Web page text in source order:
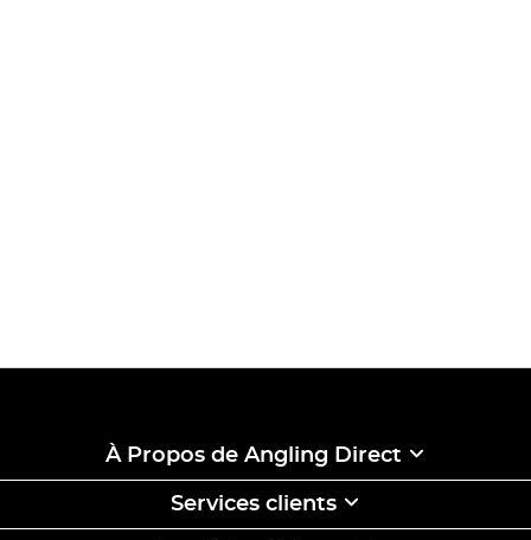
À Propos de Angling Direct
Services clients